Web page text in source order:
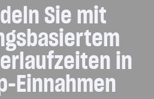
Sie mit
in
Einnahmen